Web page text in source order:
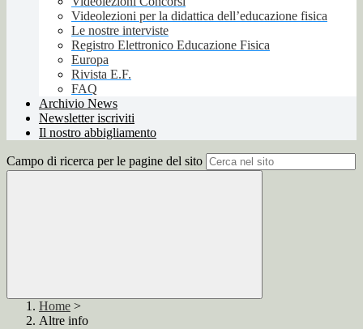
Videolezioni per la didattica dell’educazione fisica
Le nostre interviste
Registro Elettronico Educazione Fisica
Europa
Rivista E.F.
FAQ
Archivio News
Newsletter iscriviti
Il nostro abbigliamento
Campo di ricerca per le pagine del sito
Home >
Altre info